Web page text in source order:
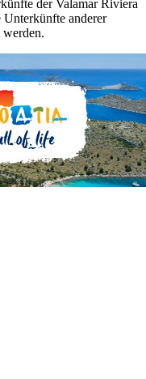
der Valamar Riviera
anderer